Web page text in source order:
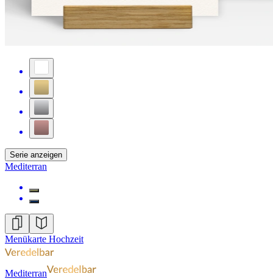
Serie anzeigen
Mediterran
Menükarte Hochzeit
Mediterran